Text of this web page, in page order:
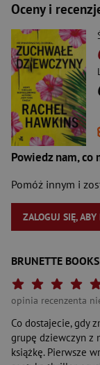
Oceny i
Powiedz nam, co
Pomóż innym i
ZALOGUJ SIĘ,
BRUNETTE BOOKS
Twoja
Twoja
Twoja ocena:
Twoja ocena:
opinia recenzenta
Co dostajecie, gdy
grupę dziewczyn z
książkę. Pierwsze